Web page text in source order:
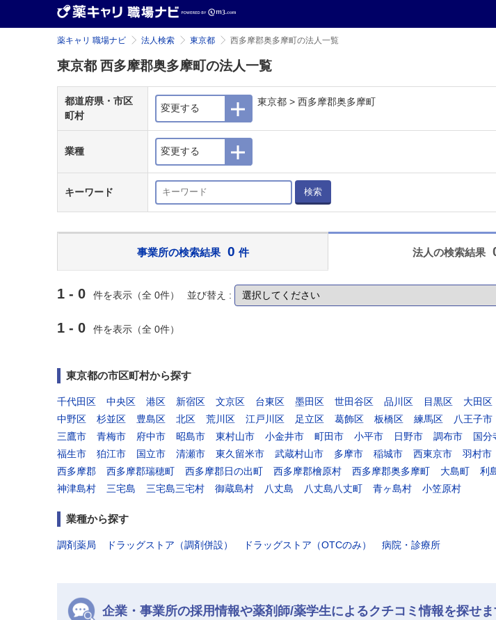
薬キャリ 職場ナビ 法人検索 東京都 西多摩郡奥多摩町の法人一覧
東京都 西多摩郡奥多摩町の法人一覧
都道府県・市区
町村
変更する
東京都 > 西多摩郡奥多摩町
業種 変更する
キーワード 検索
事業所の検索結果 0 件 法人の検索結果
1 - 0 件を表示（全 0件） 並び替え :
1 - 0 件を表示（全 0件）
東京都の市区町村から探す
千代田区 中央区 港区 新宿区 文京区 台東区 墨田区 世田谷区 品川区 目黒区 大田区
中野区
杉並区 豊島区 北区 荒川区 江戸川区 足立区 葛飾区 板橋区 練馬区 八王子市
三鷹市
青梅市 府中市 昭島市 東村山市 小金井市 町田市 小平市 日野市 調布市 国分
福生市
狛江市 国立市 清瀬市 東久留米市 武蔵村山市 多摩市 稲城市 西東京市 羽村市
西多摩郡
西多摩郡瑞穂町 西多摩郡日の出町 西多摩郡檜原村 西多摩郡奥多摩町 大島町 利
神津島村
三宅島 三宅島三宅村 御蔵島村 八丈島 八丈島八丈町 青ヶ島村 小笠原村
業種から探す
調剤薬局 ドラッグストア（調剤併設） ドラッグストア（OTCのみ） 病院・診療所
企業・事業所の採用情報や薬剤師/薬学生によるクチコミ情報を探せま